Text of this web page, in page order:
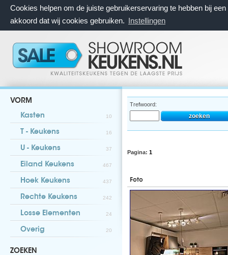
Cookies helpen om de juiste gebruikerservaring te hebben bij
akkoord dat wij cookies gebruiken. Instellingen
VORM
Kasten 10
T - Keukens 16
U - Keukens 37
Eiland Keukens 467
Hoek Keukens 437
Rechte Keukens 242
Losse Elementen 24
Overig 20
ZOEKEN
Trefwoord:
Pagina: 1
Foto